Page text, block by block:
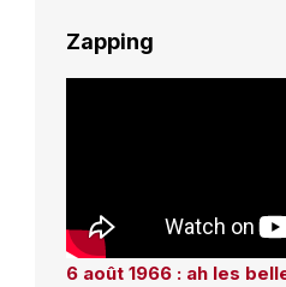
Zapping
6 août 1966 : ah les